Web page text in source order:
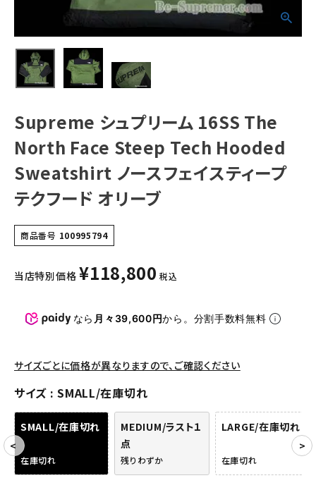
Tシャツ・ロングスリーブ
パーカー・トレーナー
ジャケット・アウター
キャップ・ハット
ニット帽・ビーニー
バックパック・リュック
その他バッグ類
パンツ・ショーツ
アクセサリー
CONTENTS
ACCOUNT MENU
ようこそ ゲスト 様
Supreme シュプリーム 16SS The
North Face Steep Tech Hooded
Sweatshirt ノースフェイスティープ
テクフード オリーブ
商品番号 100995794
当店特別価格 ¥118,800 税込
なら 月々39,600円から。分割手数料無料
サイズごとに価格が異なりますので、ご確認ください
サイズ SMALL/在庫切れ
SMALL/在庫切れ
在庫切れ
MEDIUM/ラスト１
点
残りわずか
LARGE/在庫切れ
在庫切れ